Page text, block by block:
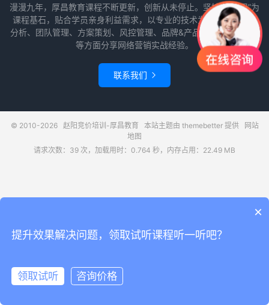
漫漫九年，厚昌教育课程不断更新，创新从未停止。坚持以“实用”为
课程基石，贴合学员亲身利益需求，以专业的技术为导向，从数据
分析、团队管理、方案策划、风控管理、品牌&产品运营和项目推广
等方面分享网络营销实战经验。
联系我们 
© 2010-2026 赵阳竞价培训-厚昌教育 本站主题由 themebetter提供
网站
地图
请求次数：39 次，加载用时：0.764 秒，内存占用：22.49 MB
×
提升效果解决问题，领取试听课程听一听吧？
领取试听
咨询价格
领取试听